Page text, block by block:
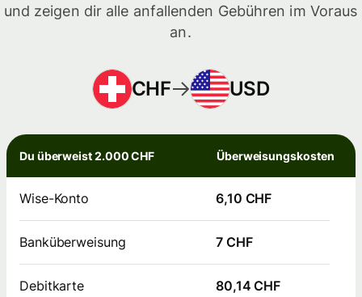
und zeigen dir alle anfallenden Gebühren im Voraus
an.
CHF USD
Du überweist 2.000 CHF Überweisungskosten
Wise-Konto 6,10 CHF
Banküberweisung 7 CHF
Debitkarte 80,14 CHF